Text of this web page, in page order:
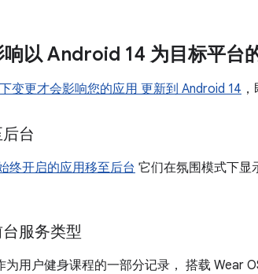
以 Android 14 为目标平台
变更才会影响您的应用 更新到 Android 14
台
终开启的应用移至后台 它们在氛围模式下显
服务类型
用户健身课程的一部分记录， 搭载 Wear